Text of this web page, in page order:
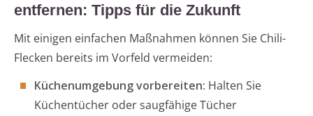
entfernen: Tipps für die Zukunft
Mit einigen einfachen Maßnahmen können Sie Chili-
Flecken bereits im Vorfeld vermeiden:
Küchenumgebung vorbereiten: Halten Sie
Küchentücher oder saugfähige Tücher